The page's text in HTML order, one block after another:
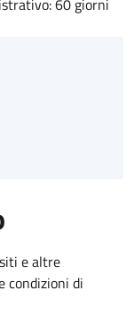
e altre
condizioni di